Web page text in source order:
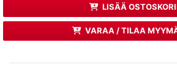
LISÄÄ
VARAA / TILAA